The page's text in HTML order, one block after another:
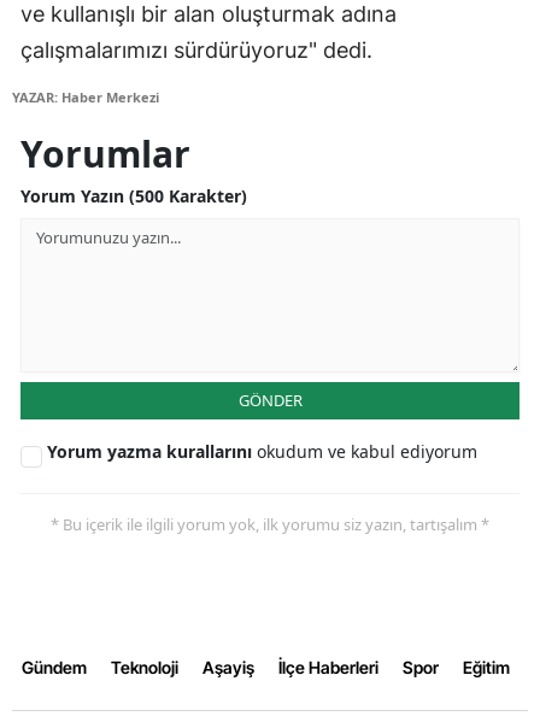
Tunceli
Karaman
Batman
Ardahan
ve kullanışlı bir alan oluşturmak adına
çalışmalarımızı sürdürüyoruz" dedi.
YAZAR: Haber Merkezi
Yorumlar
Yorum Yazın (500 Karakter)
GÖNDER
Yorum yazma kurallarını okudum ve kabul ediyorum
* Bu içerik ile ilgili yorum yok, ilk yorumu siz yazın, tartışalım *
Gündem Teknoloji Aşayiş İlçe Haberleri Spor Eğitim